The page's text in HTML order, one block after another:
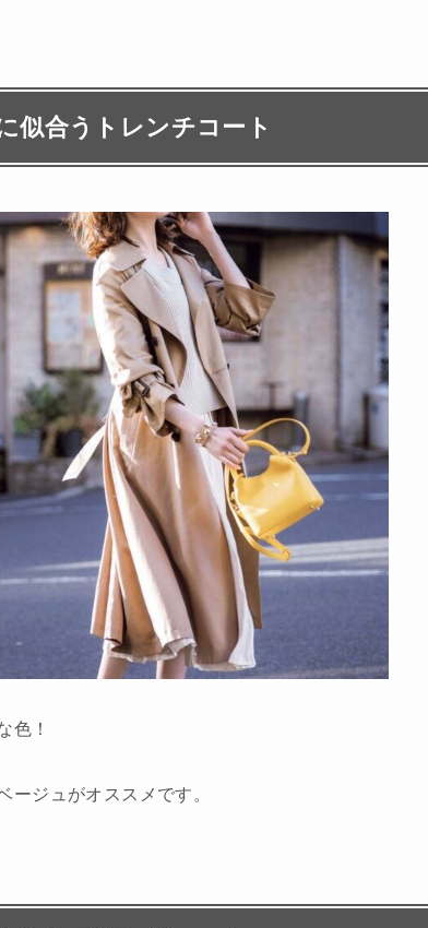
似合うトレンチコート
色！
ージュがオススメです。